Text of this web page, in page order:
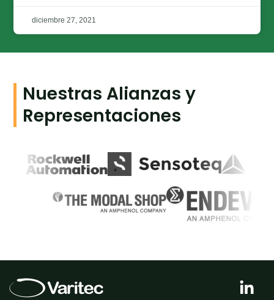
diciembre 27, 2021
Nuestras Alianzas y
Representaciones
i